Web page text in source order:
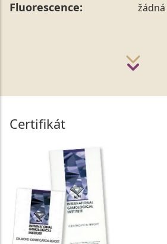
Fluorescence: žádná
Certifikát